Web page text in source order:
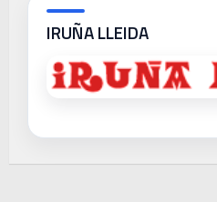
IRUÑA LLEIDA